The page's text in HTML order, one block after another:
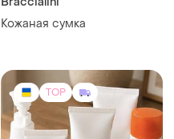
256 грн
270 грн
Власна марка
Органайзер для косметики
та засобів догляду